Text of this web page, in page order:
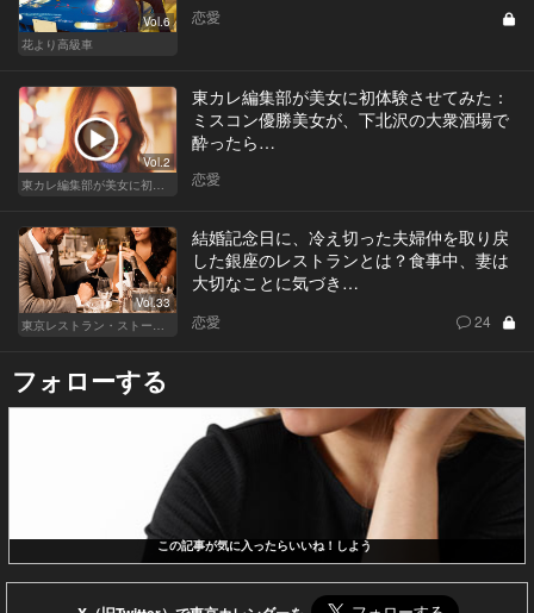
Vol.6
花より高級車
恋愛
Vol.2
東カレ編集部が美女に初体験させてみた：
ミスコン優勝美女が、下北沢の大衆酒場で
酔ったら…
恋愛
Vol.33
結婚記念日に、冷え切った夫婦仲を取り戻
した銀座のレストランとは？食事中、妻は
大切なことに気づき…
恋愛 24
フォローする
この記事が気に入ったらいいね！しよう